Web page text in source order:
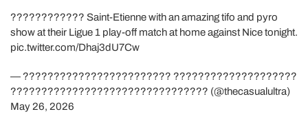
???????????? Saint-Etienne with an amazing tifo and pyro
show at their Ligue 1 play-off match at home against Nice tonight.
pic.twitter.com/Dhaj3dU7Cw
— ???????????????????????? ????????????????????
???????????????????????????????? (@thecasualultra)
May 26, 2026